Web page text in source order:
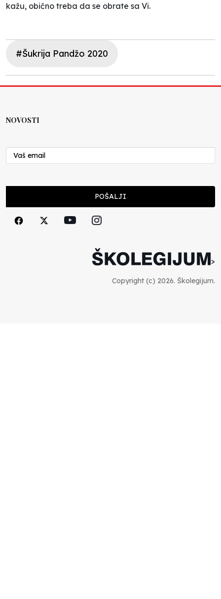
kažu, obično treba da se obrate sa Vi.
#Šukrija Pandžo 2020
NOVOSTI
POŠALJI
>
Copyright (c) 2026. Školegijum.